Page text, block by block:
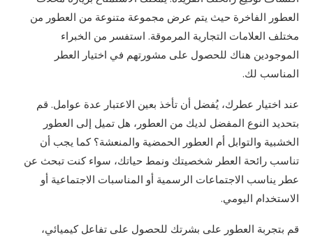
العطور الفاخرة حيث يتم عرض مجموعة متنوعة من العطور من
مختلف العلامات التجارية المرموقة. استفسر من الخبراء
الموجودين هناك للحصول على مشورتهم في اختيار العطر
المناسب لك.
عند اختيار عطرك، يُفضل أن تأخذ بعين الاعتبار عدة عوامل. قم
بتحديد النوع المفضل لديك من العطور، هل تميل إلى العطور
الخشبية والتوابل أم العطور الحمضية والمنعشة؟ كما يجب أن
تناسب رائحة العطر شخصيتك ونمط حياتك، سواء كنت تبحث عن
عطر يناسب الاجتماعات الرسمية أو المناسبات الاجتماعية أو
الاستخدام اليومي.
قم بتجربة العطور على بشرتك للحصول على تفاعل كيميائي،